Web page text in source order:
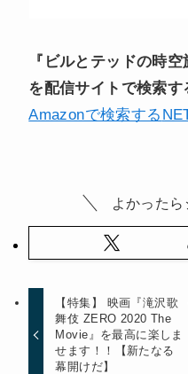
『ビルとテッドの時
を配信サイトで検索す
Amazonで検索する
よかったら
【特集】 映画『滝沢歌
舞伎 ZERO 2020 The
Movie』を最高に楽しま
せます！！【新たなる
幕開けだ】